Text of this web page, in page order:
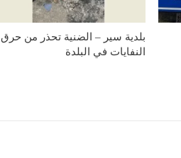
بلدية سير – الضنية تحذر من حرق
النفايات في البلدة